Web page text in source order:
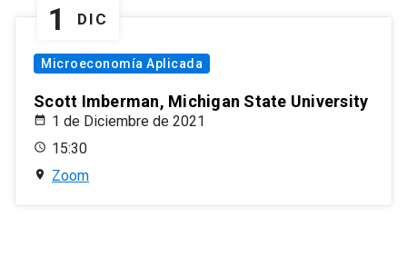
1 DIC
Microeconomía Aplicada
Scott Imberman, Michigan State University
1 de Diciembre de 2021
15:30
Zoom